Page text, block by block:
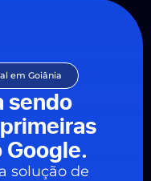
em Goiânia
sendo
solução de